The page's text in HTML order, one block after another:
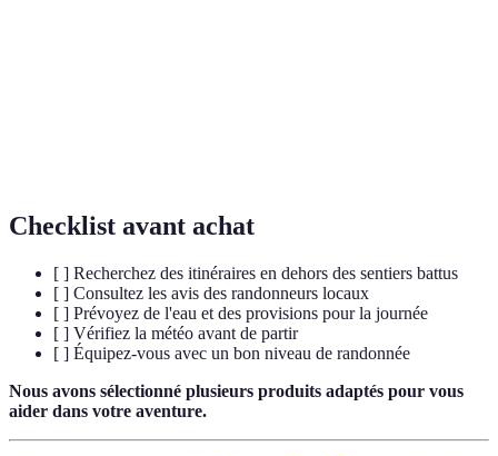
Checklist avant achat
[ ] Recherchez des itinéraires en dehors des sentiers battus
[ ] Consultez les avis des randonneurs locaux
[ ] Prévoyez de l'eau et des provisions pour la journée
[ ] Vérifiez la météo avant de partir
[ ] Équipez-vous avec un bon niveau de randonnée
Nous avons sélectionné plusieurs produits adaptés pour vous
aider dans votre aventure.